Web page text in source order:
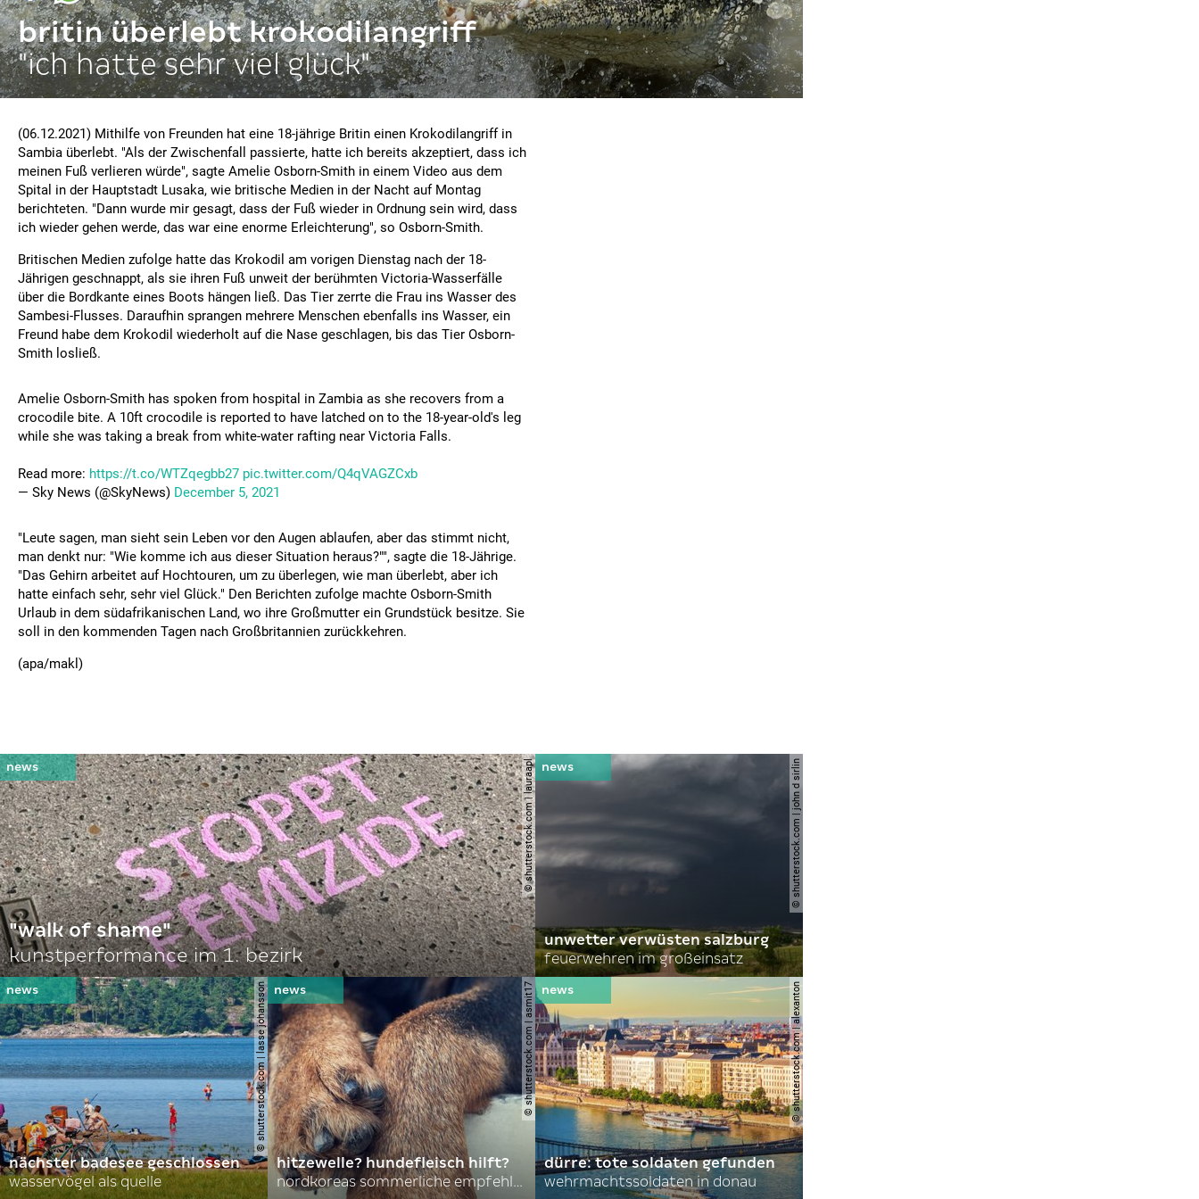
britin überlebt krokodilangriff
"ich hatte sehr viel glück"
(06.12.2021) Mithilfe von Freunden hat eine 18-jährige Britin einen Krokodilangriff in
Sambia überlebt. "Als der Zwischenfall passierte, hatte ich bereits akzeptiert, dass ich
meinen Fuß verlieren würde", sagte Amelie Osborn-Smith in einem Video aus dem
Spital in der Hauptstadt Lusaka, wie britische Medien in der Nacht auf Montag
berichteten. "Dann wurde mir gesagt, dass der Fuß wieder in Ordnung sein wird, dass
ich wieder gehen werde, das war eine enorme Erleichterung", so Osborn-Smith.
Britischen Medien zufolge hatte das Krokodil am vorigen Dienstag nach der 18-
Jährigen geschnappt, als sie ihren Fuß unweit der berühmten Victoria-Wasserfälle
über die Bordkante eines Boots hängen ließ. Das Tier zerrte die Frau ins Wasser des
Sambesi-Flusses. Daraufhin sprangen mehrere Menschen ebenfalls ins Wasser, ein
Freund habe dem Krokodil wiederholt auf die Nase geschlagen, bis das Tier Osborn-
Smith losließ.
Amelie Osborn-Smith has spoken from hospital in Zambia as she recovers from a
crocodile bite. A 10ft crocodile is reported to have latched on to the 18-year-old's leg
while she was taking a break from white-water rafting near Victoria Falls.
Read more: https://t.co/WTZqegbb27 pic.twitter.com/Q4qVAGZCxb
— Sky News (@SkyNews) December 5, 2021
"Leute sagen, man sieht sein Leben vor den Augen ablaufen, aber das stimmt nicht,
man denkt nur: "Wie komme ich aus dieser Situation heraus?"", sagte die 18-Jährige.
"Das Gehirn arbeitet auf Hochtouren, um zu überlegen, wie man überlebt, aber ich
hatte einfach sehr, sehr viel Glück." Den Berichten zufolge machte Osborn-Smith
Urlaub in dem südafrikanischen Land, wo ihre Großmutter ein Grundstück besitze. Sie
soll in den kommenden Tagen nach Großbritannien zurückkehren.
(apa/makl)
© shutterstock.com | lauraapl
"walk of shame"
kunstperformance im 1. bezirk
© shutterstock.com | john d sirlin
unwetter verwüsten salzburg
feuerwehren im großeinsatz
© shutterstock.com | lasse johansson
nächster badesee geschlossen
wasservögel als quelle
© shutterstock.com | asmit17
hitzewelle? hundefleisch hilft?
nordkoreas sommerliche empfehlungen
© shutterstock.com | alexanton
dürre: tote soldaten gefunden
wehrmachtssoldaten in donau